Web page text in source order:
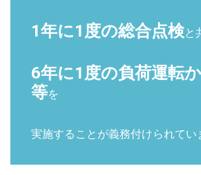
1年に1度の総合点検と
6年に1度の負荷運転
等を
実施することが義務付けられてい